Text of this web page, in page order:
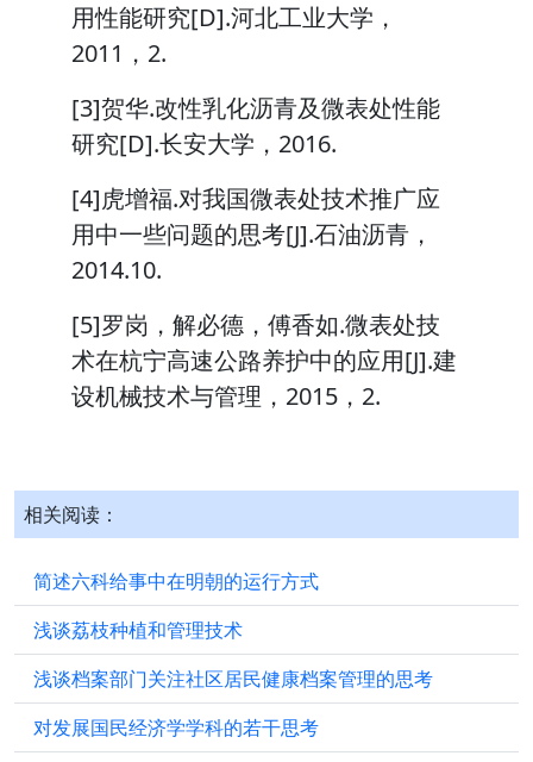
用性能研究[D].河北工业大学，
2011，2.
[3]贺华.改性乳化沥青及微表处性能
研究[D].长安大学，2016.
[4]虎增福.对我国微表处技术推广应
用中一些问题的思考[J].石油沥青，
2014.10.
[5]罗岗，解必德，傅香如.微表处技
术在杭宁高速公路养护中的应用[J].建
设机械技术与管理，2015，2.
相关阅读：
简述六科给事中在明朝的运行方式
浅谈荔枝种植和管理技术
浅谈档案部门关注社区居民健康档案管理的思考
对发展国民经济学学科的若干思考